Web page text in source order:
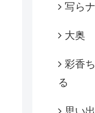
写ら
大奥
彩香
る